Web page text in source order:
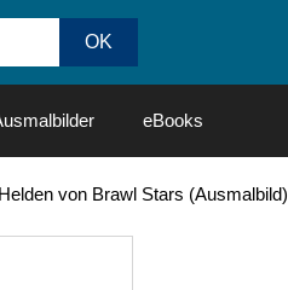
eBooks
von Brawl Stars (Ausmalbild)